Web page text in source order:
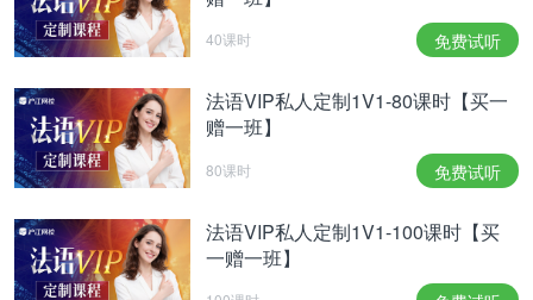
Tout se dilate et cède à tout
Et c'est là, l'Innamoramento
Tout son être s'impose à nous
Trouver enfin peut-être un écho
40课时 免费试听
法语VIP私人定制1V1-80课时【买一
赠一班】
80课时 免费试听
法语VIP私人定制1V1-100课时【买
一赠一班】